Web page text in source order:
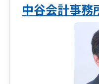
合わせてご提案いたし
※開業後3年以内の場
〇事務所での対面で
希望であればzoom
〇「誰に聞けばいい
なご相談に対応でき
ります。ぜひお気軽
中谷会計事務